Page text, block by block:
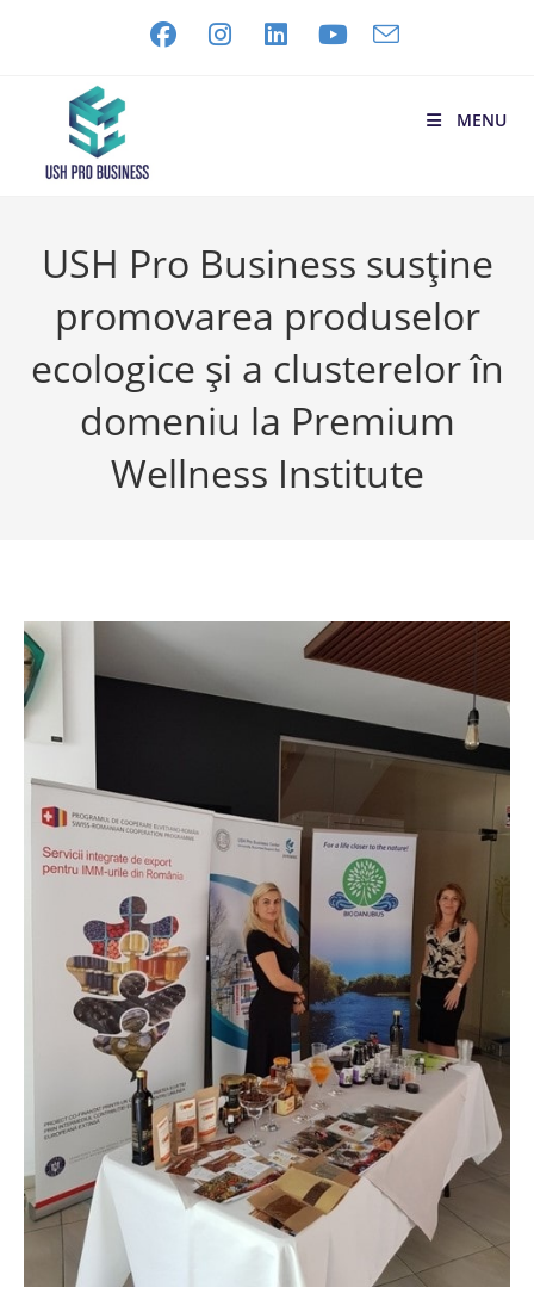
MENU
USH Pro Business susține
promovarea produselor
ecologice și a clusterelor în
domeniu la Premium
Wellness Institute